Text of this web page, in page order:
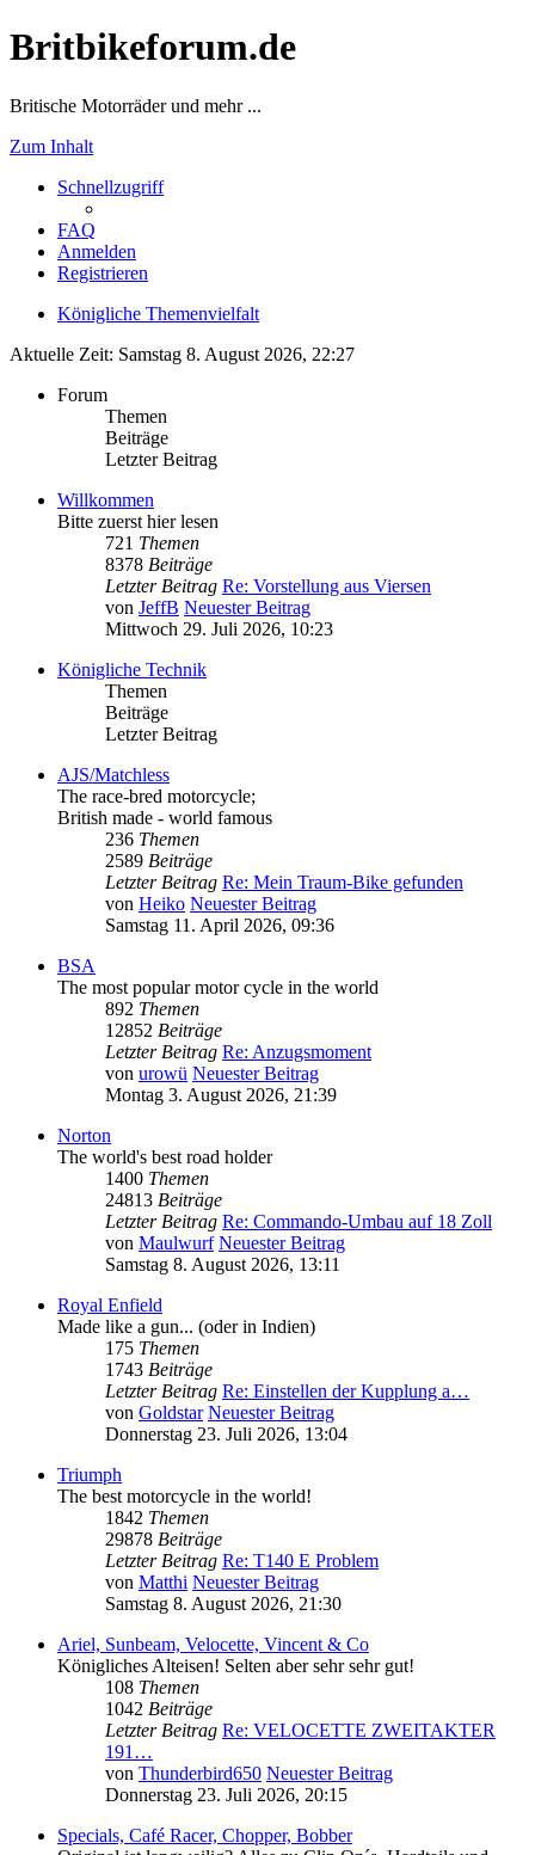
Britbikeforum.de
Britische Motorräder und mehr ...
Zum Inhalt
Schnellzugriff
FAQ
Anmelden
Registrieren
Königliche Themenvielfalt
Aktuelle Zeit: Samstag 8. August 2026, 22:27
Forum
Themen
Beiträge
Letzter Beitrag
Willkommen
Bitte zuerst hier lesen
721 Themen
8378 Beiträge
Letzter Beitrag Re: Vorstellung aus Viersen
von JeffB Neuester Beitrag
Mittwoch 29. Juli 2026, 10:23
Königliche Technik
Themen
Beiträge
Letzter Beitrag
AJS/Matchless
The race-bred motorcycle;
British made - world famous
236 Themen
2589 Beiträge
Letzter Beitrag Re: Mein Traum-Bike gefunden
von Heiko Neuester Beitrag
Samstag 11. April 2026, 09:36
BSA
The most popular motor cycle in the world
892 Themen
12852 Beiträge
Letzter Beitrag Re: Anzugsmoment
von urowü Neuester Beitrag
Montag 3. August 2026, 21:39
Norton
The world's best road holder
1400 Themen
24813 Beiträge
Letzter Beitrag Re: Commando-Umbau auf 18 Zoll
von Maulwurf Neuester Beitrag
Samstag 8. August 2026, 13:11
Royal Enfield
Made like a gun... (oder in Indien)
175 Themen
1743 Beiträge
Letzter Beitrag Re: Einstellen der Kupplung a…
von Goldstar Neuester Beitrag
Donnerstag 23. Juli 2026, 13:04
Triumph
The best motorcycle in the world!
1842 Themen
29878 Beiträge
Letzter Beitrag Re: T140 E Problem
von Matthi Neuester Beitrag
Samstag 8. August 2026, 21:30
Ariel, Sunbeam, Velocette, Vincent & Co
Königliches Alteisen! Selten aber sehr sehr gut!
108 Themen
1042 Beiträge
Letzter Beitrag Re: VELOCETTE ZWEITAKTER
191…
von Thunderbird650 Neuester Beitrag
Donnerstag 23. Juli 2026, 20:15
Specials, Café Racer, Chopper, Bobber